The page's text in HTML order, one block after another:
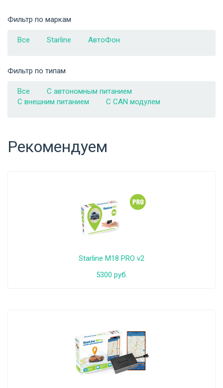
Фильтр по маркам
Все Starline АвтоФон
Фильтр по типам
Все
С автономным питанием
С внешним питанием
С CAN модулем
Рекомендуем
Starline M18 PRO v2
5300 руб.